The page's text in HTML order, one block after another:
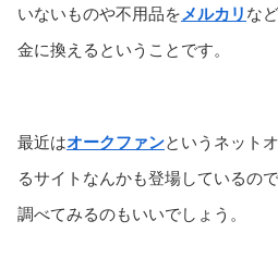
いないものや不用品を メルカリ な
金に換えるということです。
最近はオークファンというネット
るサイトなんかも登場しているの
調べてみるのもいいでしょう。